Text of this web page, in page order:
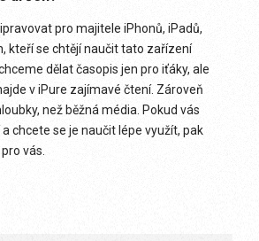
pro majitele iPhonů, iPadů,
kteří se chtějí naučit tato zařízení
dělat časopis jen pro iťáky, ale
v iPure zajímavé čtení. Zároveň
než běžná média. Pokud vás
chcete se je naučit lépe využít, pak
vás.